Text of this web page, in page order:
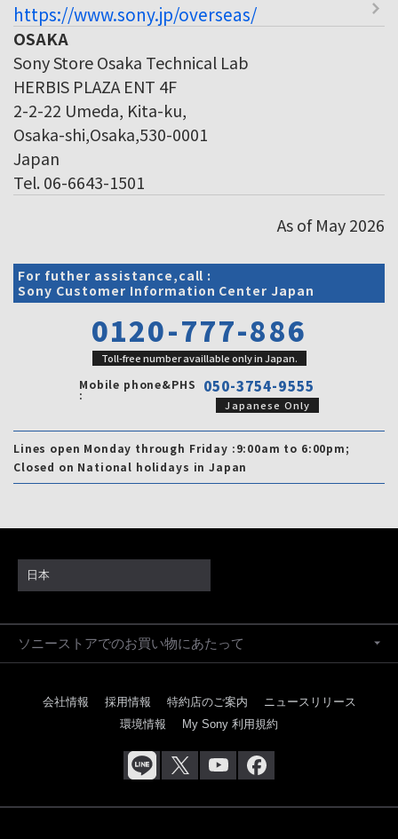
https://www.sony.jp/overseas/
OSAKA
Sony Store Osaka Technical Lab
HERBIS PLAZA ENT 4F
2-2-22 Umeda, Kita-ku,
Osaka-shi,Osaka,530-0001
Japan
Tel. 06-6643-1501
As of May 2026
For futher assistance,call :
Sony Customer Information Center Japan
0120-777-886
Toll-free number availlable only in Japan.
Mobile phone&PHS
: 050-3754-9555
Japanese Only
Lines open Monday through Friday :9:00am to 6:00pm;
Closed on National holidays in Japan
日本
ソニーストアでのお買い物にあたって
会社情報 採用情報 特約店のご案内
ニュースリリース
環境情報
My Sony 利用規約